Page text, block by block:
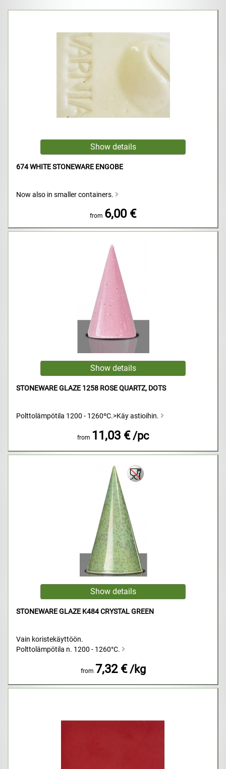
674 WHITE STONEWARE ENGOBE
Now also in smaller containers.
from 6,00 €
STONEWARE GLAZE 1258 ROSE QUARTZ, DOTS
Polttolämpötila 1200 - 1260ºC.>Käy astioihin.
from 11,03 € /pc
STONEWARE GLAZE K484 CRYSTAL GREEN
Vain koristekäyttöön.
Polttolämpötila n. 1200 - 1260°C.
from 7,32 € /kg